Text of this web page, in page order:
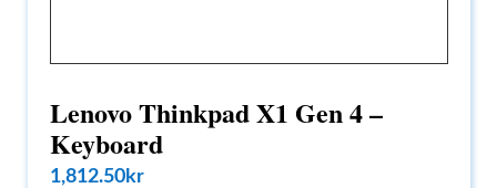
Lenovo Thinkpad X1 Gen 4 –
Keyboard
1,812.50kr